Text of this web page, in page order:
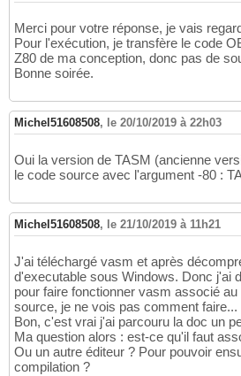
Merci pour votre réponse, je vais
Pour l'exécution, je transfère le code
Z80 de ma conception, donc pas de
Bonne soirée.
Michel51608508, le 20/10/2019 à 22h03
Oui la version de TASM (ancienne
le code source avec l'argument -80 :
Michel51608508, le 21/10/2019 à 11h21
J'ai téléchargé vasm et après
d'executable sous Windows. Donc j'ai
pour faire fonctionner vasm associé
source, je ne vois pas comment faire...
Bon, c'est vrai j'ai parcouru la doc un
Ma question alors : est-ce qu'il faut
Ou un autre éditeur ? Pour pouvoir
compilation ?